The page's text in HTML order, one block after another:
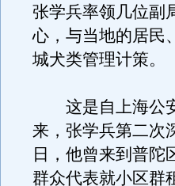
张学兵率领几位副
心，与当地的居民
城犬类管理计策。
这是自上海公安
来，张学兵第二次
日，他曾来到普陀
群众代表就小区群